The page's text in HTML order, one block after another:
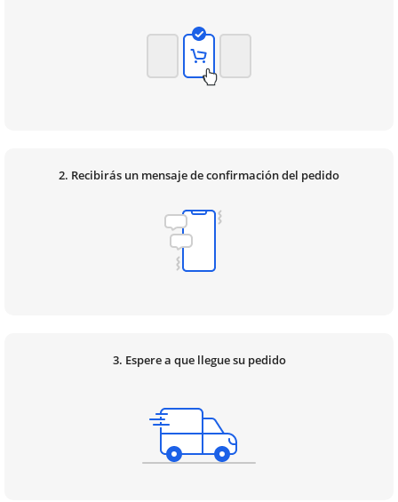
2. Recibirás un mensaje de confirmación del pedido
3. Espere a que llegue su pedido